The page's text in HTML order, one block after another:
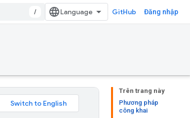
/ GitHub Đăng nhập
Trên trang này
Phương pháp
công khai